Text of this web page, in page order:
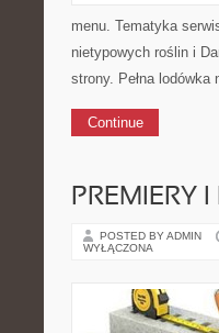
menu. Tematyka
nietypowych roślin i
strony. Pełna
Continue
PREMIERY
POSTED BY ADMIN
WYŁĄCZONA